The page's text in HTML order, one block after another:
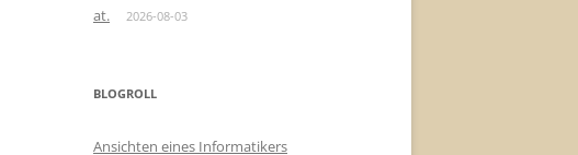
at.
2026-08-03
BLOGROLL
Ansichten eines Informatikers